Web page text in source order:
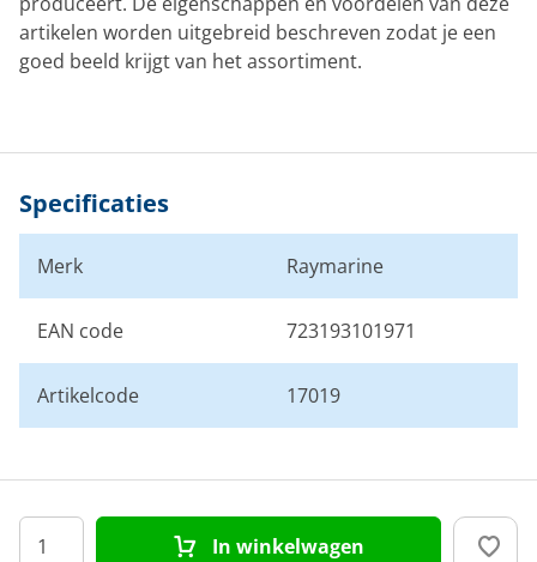
artikelen worden uitgebreid beschreven zodat je een
goed beeld krijgt van het assortiment.
Specificaties
Merk Raymarine
EAN code 723193101971
Artikelcode 17019
In winkelwagen